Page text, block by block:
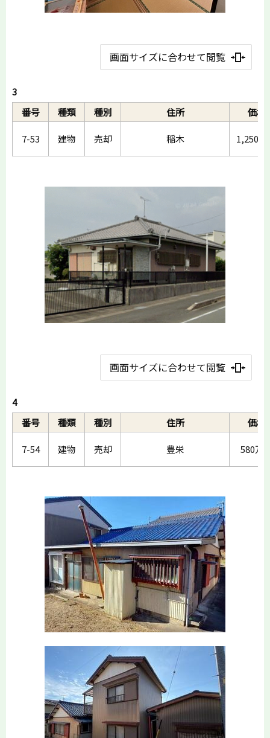
画面サイズに合わせて閲覧
3
番号
種類 種別 住所 価格
7-53 建物 売却 稲木 1,250万
画面サイズに合わせて閲覧
4
番号
種類 種別 住所 価格
7-54 建物 売却 豊栄 580万